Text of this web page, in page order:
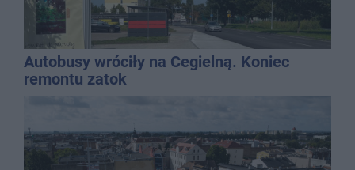
Autobusy wróciły na Cegielną. Koniec
remontu zatok